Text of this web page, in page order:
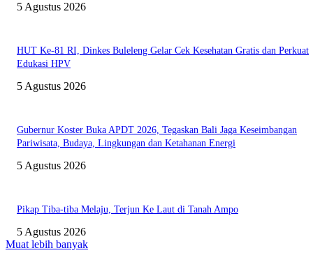
5 Agustus 2026
HUT Ke-81 RI, Dinkes Buleleng Gelar Cek Kesehatan Gratis dan Perkuat
Edukasi HPV
5 Agustus 2026
Gubernur Koster Buka APDT 2026, Tegaskan Bali Jaga Keseimbangan
Pariwisata, Budaya, Lingkungan dan Ketahanan Energi
5 Agustus 2026
Pikap Tiba-tiba Melaju, Terjun Ke Laut di Tanah Ampo
5 Agustus 2026
Muat lebih banyak